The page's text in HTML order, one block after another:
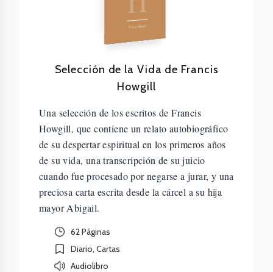
Francis Howgill
Selección de la Vida de Francis
Howgill
Una selección de los escritos de Francis
Howgill, que contiene un relato autobiográfico
de su despertar espiritual en los primeros años
de su vida, una transcripción de su juicio
cuando fue procesado por negarse a jurar, y una
preciosa carta escrita desde la cárcel a su hija
mayor Abigail.
62 Páginas
Diario, Cartas
Audiolibro